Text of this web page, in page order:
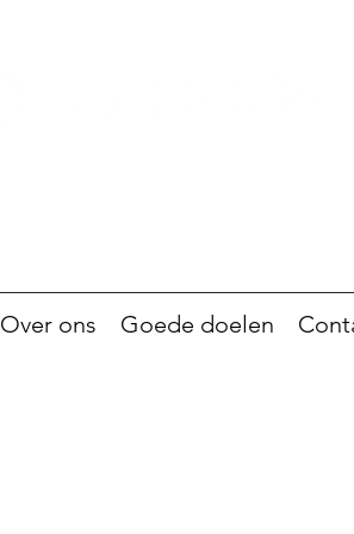
Over ons Goede doelen